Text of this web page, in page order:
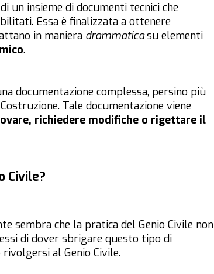
un insieme di documenti tecnici che
Essa è finalizzata a ottenere
in maniera drammaticasu elementi
.
documentazione complessa, persino più
Tale documentazione viene
richiedere modifiche o rigettare il
Civile?
sembra che la pratica del Genio Civile non
di dover sbrigare questo tipo di
al Genio Civile.